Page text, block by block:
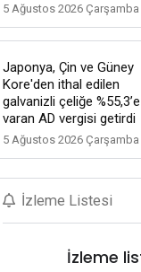
5 Ağustos 2026 Çarşamba
Japonya, Çin ve Güney
Kore'den ithal edilen
galvanizli çeliğe %55,3’e
varan AD vergisi getirdi
5 Ağustos 2026 Çarşamba
İzleme Listesi
İzleme